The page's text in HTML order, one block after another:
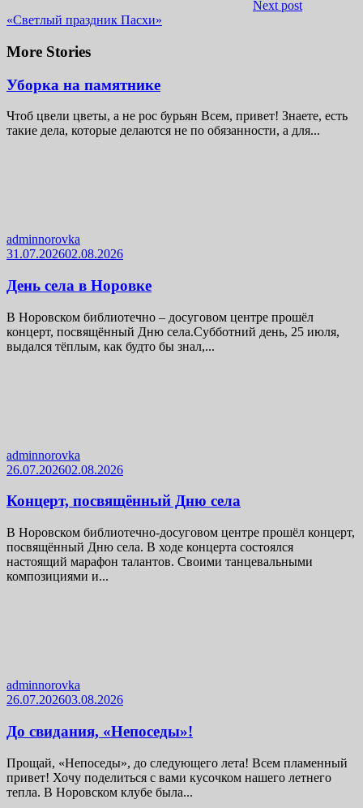
Next post
«Светлый праздник Пасхи»
More Stories
Уборка на памятнике
Чтоб цвели цветы, а не рос бурьян Всем, привет! Знаете, есть
такие дела, которые делаются не по обязанности, а для...
adminnorovka
31.07.202602.08.2026
День села в Норовке
В Норовском библиотечно – досуговом центре прошёл
концерт, посвящённый Дню села.Субботний день, 25 июля,
выдался тёплым, как будто бы знал,...
adminnorovka
26.07.202602.08.2026
Концерт, посвящённый Дню села
В Норовском библиотечно-досуговом центре прошёл концерт,
посвящённый Дню села. В ходе концерта состоялся
настоящий марафон талантов. Своими танцевальными
композициями и...
adminnorovka
26.07.202603.08.2026
До свидания, «Непоседы»!
Прощай, «Непоседы», до следующего лета! Всем пламенный
привет! Хочу поделиться с вами кусочком нашего летнего
тепла. В Норовском клубе была...